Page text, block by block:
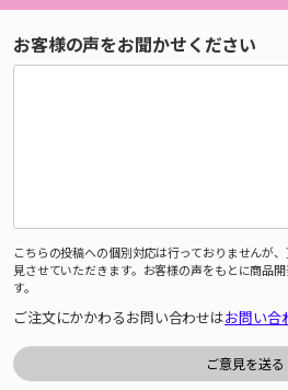
お客様の声をお聞かせください
こちらの投稿への個別対応は行っておりませんが
見させていただきます。お客様の声をもとに商品
す。
ご注文にかかわるお問い合わせはお問い合